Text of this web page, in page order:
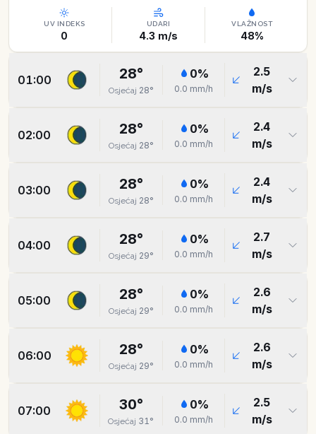
UV INDEKS
0
UDARI
4.3 m/s
VLAŽNOST
48%
01:00 28°
Osjećaj 28°
0%
0.0 mm/h
2.5
m/s
02:00 28°
Osjećaj 28°
0%
0.0 mm/h
2.4
m/s
03:00 28°
Osjećaj 28°
0%
0.0 mm/h
2.4
m/s
04:00 28°
Osjećaj 29°
0%
0.0 mm/h
2.7
m/s
05:00 28°
Osjećaj 29°
0%
0.0 mm/h
2.6
m/s
06:00 28°
Osjećaj 29°
0%
0.0 mm/h
2.6
m/s
07:00 30°
Osjećaj 31°
0%
0.0 mm/h
2.5
m/s